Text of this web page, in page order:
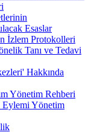
Esaslar
İzlem Protokolleri
Tanı ve Tedavi
Hakkında
Yönetim Rehberi
Eylemi Yönetim